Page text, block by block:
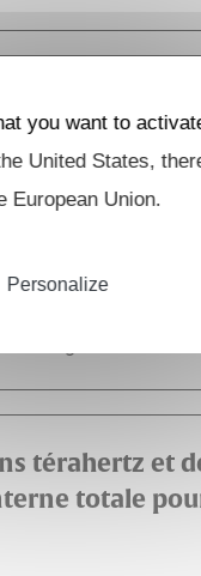
protein folding
their specific
The use of a
process of
yields quantitative
of far-UV
allows us to follow
during its thermal
térahertz et
totale
you want to
United States,
European Union.
Personalize